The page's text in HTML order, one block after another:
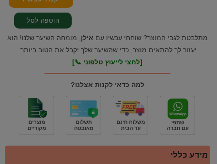
מתלבטת לגבי המוצר? שוחחי עכשיו עם אילן , מומחה השיער שלנו! הוא
יעזור לך להתאים מוצר, כדי שהשיער שלך יקבל את הטוב ביותר.
[לחצי לייעוץ טלפוני 📞]
למה כדאי לקנות אצלנו?
מידע כללי